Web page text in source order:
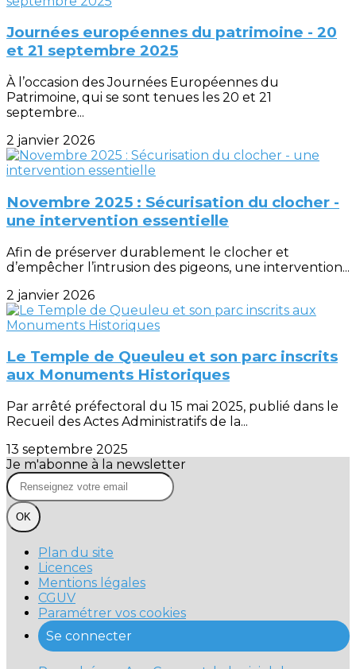
Journées européennes du patrimoine - 20
et 21 septembre 2025
À l’occasion des Journées Européennes du
Patrimoine, qui se sont tenues les 20 et 21
septembre...
2 janvier 2026
Novembre 2025 : Sécurisation du clocher -
une intervention essentielle
Afin de préserver durablement le clocher et
d’empêcher l’intrusion des pigeons, une intervention...
2 janvier 2026
Le Temple de Queuleu et son parc inscrits
aux Monuments Historiques
Par arrêté préfectoral du 15 mai 2025, publié dans le
Recueil des Actes Administratifs de la...
13 septembre 2025
Je m'abonne à la newsletter
OK
Plan du site
Licences
Mentions légales
CGUV
Paramétrer vos cookies
Se connecter